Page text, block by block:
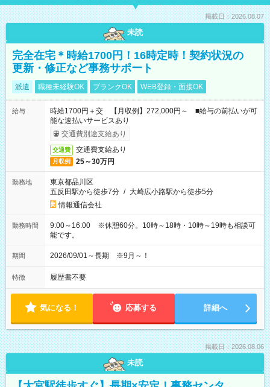
掲載日：2026.08.07
未読
完全在宅＊時給1700円！16時定時！契約状況の
更新・修正など事務サポート
派遣 職種未経験OK ブランクOK WEB登録・面接OK
給与
時給1700円＋交 【月収例】272,000円～ ■給与の前払いが可
能な速払いサービスあり
交通費別途支給あり
交通費 交通費支給あり
月収例 25～30万円
勤務地
東京都品川区
五反田駅から徒歩7分 / 大崎広小路駅から徒歩5分
情報通信会社
勤務時間
9:00～16:00 ※休憩60分。10時～18時・10時～19時も相談可
能です。
期間 2026/09/01～長期 ※9月～！
特徴 履歴書不要
気になる！ 応募する 詳細へ
掲載日：2026.08.06
未読